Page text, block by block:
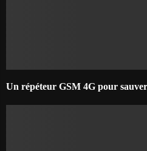
Un répéteur GSM 4G pour